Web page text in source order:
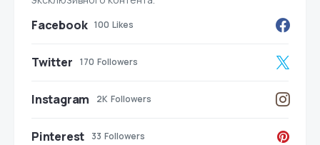
Facebook 100 Likes
Twitter 170 Followers
Instagram 2K Followers
Pinterest 33 Followers